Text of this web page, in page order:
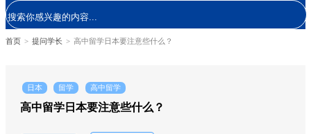
首页 > 提问学长 > 高中留学日本要注意些什么？
日本 留学 高中留学
高中留学日本要注意些什么？